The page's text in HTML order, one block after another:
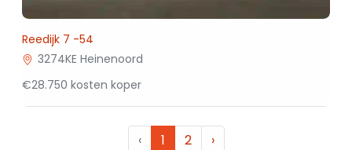
Reedijk 7 -54
3274KE Heinenoord
€28.750 kosten koper
‹ 1 2 ›